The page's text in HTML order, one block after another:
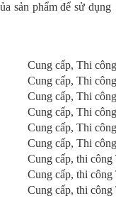
sản phẩm để sử dụng
Cung cấp, Thi
Cung cấp, Thi
Cung cấp, Thi
Cung cấp, Thi
Cung cấp, Thi
Cung cấp, Thi
Cung cấp, thi
Cung cấp, thi
Cung cấp, thi